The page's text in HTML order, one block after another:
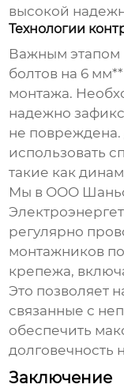
высокой
Технологии
Важным этапом
болтов на 6
монтажа.
надежно
не повреждена.
использовать
такие как
Мы в ООО
регулярно
монтажников
крепежа,
Это позволяет
связанные с
обеспечить
долговечность
Заключение